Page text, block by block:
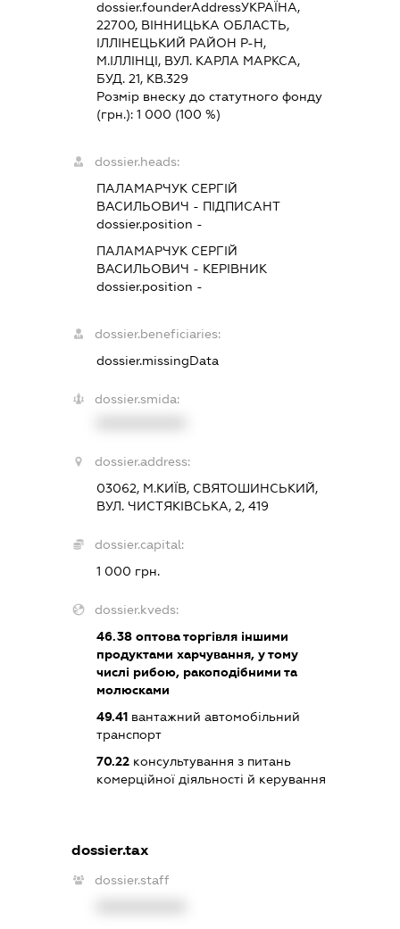
dossier.founderAddressУКРАЇНА,
22700, ВIННИЦЬКА ОБЛАСТЬ,
IЛЛIНЕЦЬКИЙ РАЙОН Р-Н,
М.ІЛЛІНЦІ, ВУЛ. КАРЛА МАРКСА,
БУД. 21, КВ.329
Розмір внеску до статутного фонду
(грн.): 1 000 (100 %)
dossier.heads:
ПАЛАМАРЧУК СЕРГІЙ
ВАСИЛЬОВИЧ - ПІДПИСАНТ
dossier.position -
ПАЛАМАРЧУК СЕРГІЙ
ВАСИЛЬОВИЧ - КЕРІВНИК
dossier.position -
dossier.beneficiaries:
dossier.missingData
dossier.smida:
dossier.address:
03062, М.КИЇВ, СВЯТОШИНСЬКИЙ,
ВУЛ. ЧИСТЯКІВСЬКА, 2, 419
dossier.capital:
1 000 грн.
dossier.kveds:
46.38 оптова торгівля іншими
продуктами харчування, у тому
числі рибою, ракоподібними та
молюсками
49.41 вантажний автомобільний
транспорт
70.22 консультування з питань
комерційної діяльності й керування
dossier.tax
dossier.staff